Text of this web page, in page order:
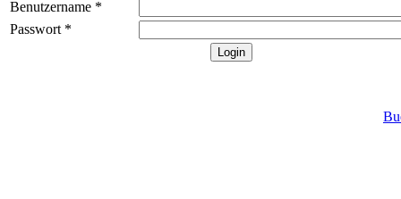
Benutzername *
Passwort *